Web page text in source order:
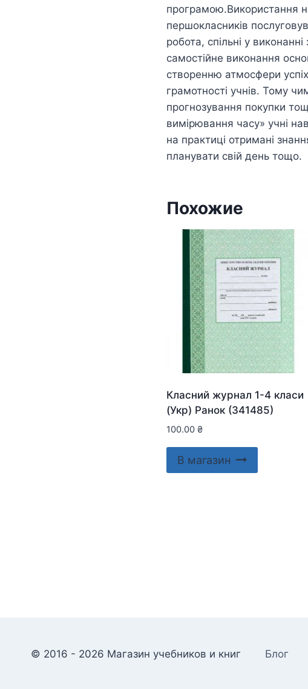
програмою.Використання
першокласників
робота, спільні у
самостійне виконання
створенню атмосфери
грамотності учнів. Тому
прогнозування покупки
вимірювання часу» учні
на практиці отримані
планувати свій день тощо.
Похожие
Класний журнал 1-4 класи
(Укр) Ранок (341485)
100.00 ₴
В магазин
© 2016 - 2026 Магазин учебников и книг Блог